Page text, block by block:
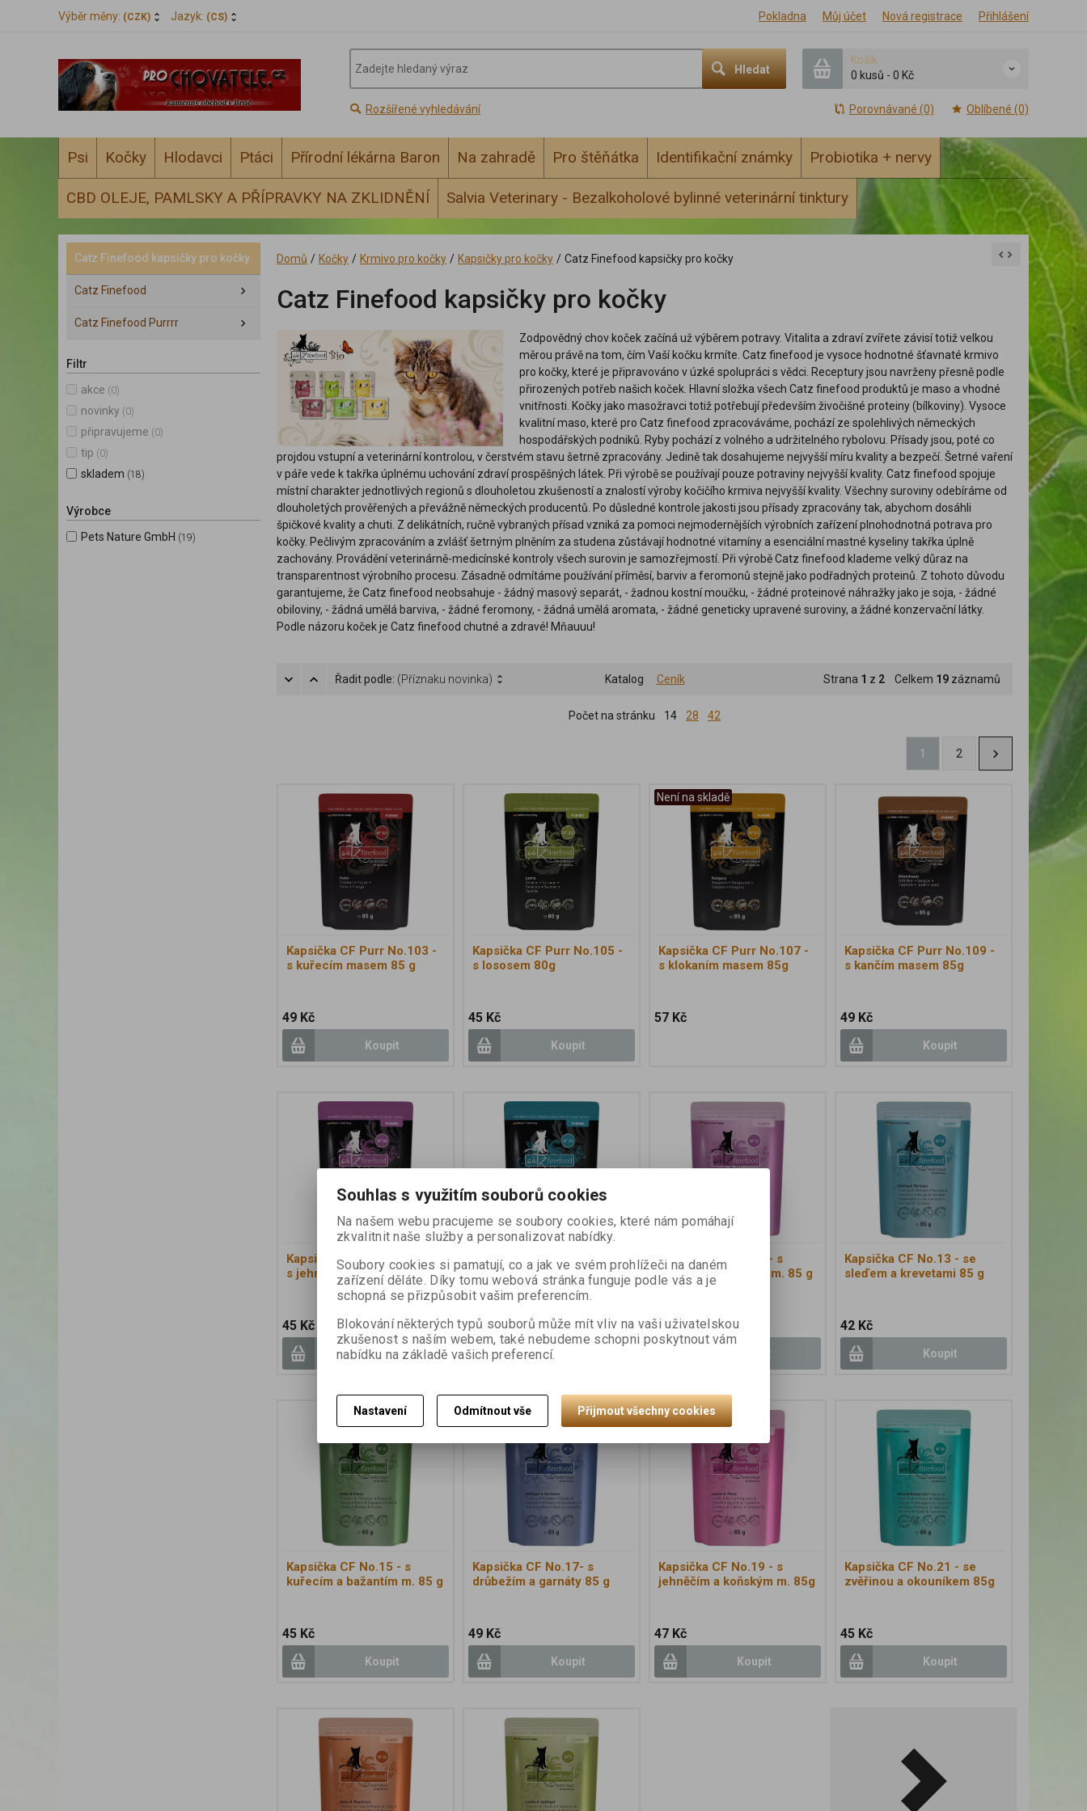
Výběr měny: (CZK) Jazyk: (CS) Pokladna Můj účet Nová registrace Přihlášení
Hledat
Košík
0 kusů - 0 Kč
Rozšířené vyhledávání Porovnávané (0) Oblíbené (0)
Psi Kočky Hlodavci Ptáci Přírodní lékárna Baron Na zahradě Pro štěňátka Identifikační známky Probiotika + nervy
CBD OLEJE, PAMLSKY A PŘÍPRAVKY NA ZKLIDNĚNÍ Salvia Veterinary - Bezalkoholové bylinné veterinární tinktury
Catz Finefood kapsičky pro kočky
Catz Finefood
Catz Finefood Purrrr
Filtr
akce (0)
novinky (0)
připravujeme (0)
tip (0)
skladem (18)
Výrobce
Pets Nature GmbH (19)
Domů / Kočky / Krmivo pro kočky / Kapsičky pro kočky / Catz Finefood kapsičky pro kočky
Catz Finefood kapsičky pro kočky
Zodpovědný chov koček začíná už výběrem potravy. Vitalita a zdraví zvířete závisí totiž velkou
měrou právě na tom, čím Vaší kočku krmíte. Catz finefood je vysoce hodnotné šťavnaté krmivo
pro kočky, které je připravováno v úzké spolupráci s vědci. Receptury jsou navrženy přesně podle
přirozených potřeb našich koček. Hlavní složka všech Catz finefood produktů je maso a vhodné
vnitřnosti. Kočky jako masožravci totiž potřebují především živočišné proteiny (bílkoviny). Vysoce
kvalitní maso, které pro Catz finefood zpracováváme, pochází ze spolehlivých německých
hospodářských podniků. Ryby pochází z volného a udržitelného rybolovu. Přísady jsou, poté co
projdou vstupní a veterinární kontrolou, v čerstvém stavu šetrně zpracovány. Jedině tak dosahujeme nejvyšší míru kvality a bezpečí. Šetrné vaření
v páře vede k takřka úplnému uchování zdraví prospěšných látek. Při výrobě se používají pouze potraviny nejvyšší kvality. Catz finefood spojuje
místní charakter jednotlivých regionů s dlouholetou zkušeností a znalostí výroby kočičího krmiva nejvyšší kvality. Všechny suroviny odebíráme od
dlouholetých prověřených a převážně německých producentů. Po důsledné kontrole jakosti jsou přísady zpracovány tak, abychom dosáhli
špičkové kvality a chuti. Z delikátních, ručně vybraných přísad vzniká za pomoci nejmodernějších výrobních zařízení plnohodnotná potrava pro
kočky. Pečlivým zpracováním a zvlášť šetrným plněním za studena zůstávají hodnotné vitamíny a esenciální mastné kyseliny takřka úplně
zachovány. Provádění veterinárně-medicínské kontroly všech surovin je samozřejmostí. Při výrobě Catz finefood klademe velký důraz na
transparentnost výrobního procesu. Zásadně odmítáme používání příměsí, barviv a feromonů stejně jako podřadných proteinů. Z tohoto důvodu
garantujeme, že Catz finefood neobsahuje - žádný masový separát, - žadnou kostní moučku, - žádné proteinové náhražky jako je soja, - žádné
obiloviny, - žádná umělá barviva, - žádné feromony, - žádná umělá aromata, - žádné geneticky upravené suroviny, a žádné konzervační látky.
Podle názoru koček je Catz finefood chutné a zdravé! Mňauuu!
Řadit podle: (Příznaku novinka) Katalog Ceník Strana 1 z 2 Celkem 19 záznamů
Počet na stránku 14 28 42
1 2
Kapsička CF Purr No.103 -
s kuřecím masem 85 g
49 Kč
Koupit
Kapsička CF Purr No.105 -
s lososem 80g
45 Kč
Koupit
Není na skladě
Kapsička CF Purr No.107 -
s klokaním masem 85g
57 Kč
Kapsička CF Purr No.109 -
s kančím masem 85g
49 Kč
Koupit
Kapsička CF Purr No.111 -
s jehněčím masem 85g
45 Kč
Koupit
Kapsička CF Purr No.113 -
se skopovým masem 85g
45 Kč
Koupit
Kapsička CF No.11 - s
jehněčím a králičím m. 85 g
45 Kč
Koupit
Kapsička CF No.13 - se
sleďem a krevetami 85 g
42 Kč
Koupit
Kapsička CF No.15 - s
kuřecím a bažantím m. 85 g
45 Kč
Koupit
Kapsička CF No.17- s
drůbežím a garnáty 85 g
49 Kč
Koupit
Kapsička CF No.19 - s
jehněčím a koňským m. 85g
47 Kč
Koupit
Kapsička CF No.21 - se
zvěřinou a okouníkem 85g
45 Kč
Koupit
Souhlas s využitím souborů cookies
Na našem webu pracujeme se soubory cookies, které nám pomáhají
zkvalitnit naše služby a personalizovat nabídky.
Soubory cookies si pamatují, co a jak ve svém prohlížeči na daném
zařízení děláte. Díky tomu webová stránka funguje podle vás a je
schopná se přizpůsobit vašim preferencím.
Blokování některých typů souborů může mít vliv na vaši uživatelskou
zkušenost s naším webem, také nebudeme schopni poskytnout vám
nabídku na základě vašich preferencí.
Nastavení Odmítnout vše Přijmout všechny cookies